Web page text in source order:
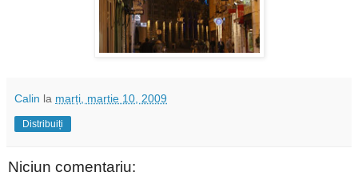
Calin la marți, martie 10, 2009
Distribuiți
Niciun comentariu: